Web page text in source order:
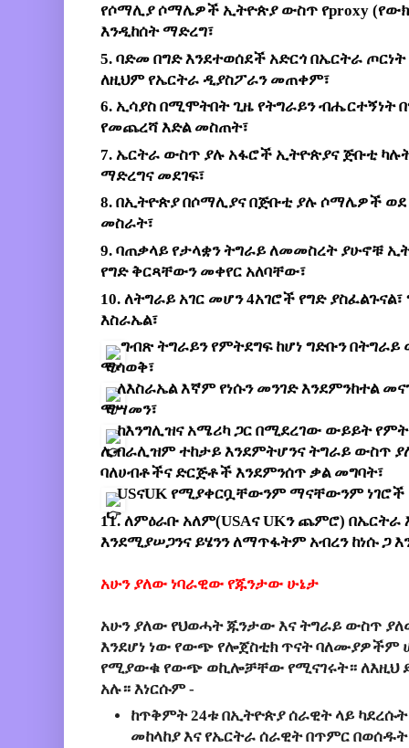
የሶማሊያ ሶማሌዎች ኢትዮጵያ ውስጥ የproxy
እንዲከሰት ማድረግ፣
5. ባድመ በግድ እንደተወሰደች አድርጎ በኤርትራ
ለዚህም የኤርትራ ዲያስፖራን መጠቀም፣
6. ኢሳያስ በሚሞትበት ጊዜ የትግራይን ብሔርተኝነት
የመጨረሻ እድል መስጠት፣
7. ኤርትራ ውስጥ ያሉ አፋሮች ኢትዮጵያና ጅቡቲ
ማድረግና መደገፍ፣
8. በኢትዮጵያ በሶማሊያና በጅቡቲ ያሉ ሶማሌዎች
መስራት፣
9. ባጠቃላይ የታላቋን ትግራይ ለመመስረት ያሁኖቹ
የግድ ቅርጻቸውን መቀየር አለባቸው፣
10. ለትግራይ አገር መሆን 4አገሮች የግድ
እስራኤል፣
ግብጽ ትግራይን የምትደግፍ ከሆነ ግድቡን በትግራይ
ማሳወቅ፣
ለእስራኤል እኛም የነሱን መንገድ እንደምንከተል
ማሣመን፣
ከእንግሊዝና አሜሪካ ጋር በሚደረገው ውይይት
ሊብራሊዝም ተከታይ እንደምትሆንና ትግራይ ውስጥ ያሉ
ባለሀብቶችና ድርጅቶች እንደምንሰጥ ቃል መግባት፣
USናUK የሚያቀርቧቸውንም ማናቸውንም
11. ለምዕራቡ አለም(USAና UKን ጨምሮ) በኤርትራ
እንደሚያሠጋንና ይሄንን ለማጥፋትም አብረን ከነሱ
አሁን ያለው ነባራዊው የጁንታው ሁኔታ
አሁን ያለው የህወሓት ጁንታው እና ትግራይ ውስጥ
እንደሆነ ነው የውጭ የሎጀስቲክ ጥናት ባለሙያዎችም
የሚያውቁ የውጭ ወኪሎቻቸው የሚናገሩት። ለእዚህ
አሉ። እነርሱም -
ከጥቅምት 24ቱ በኢትዮጵያ ሰራዊት ላይ
መከላከያ እና የኤርትራ ሰራዊት በጥምር